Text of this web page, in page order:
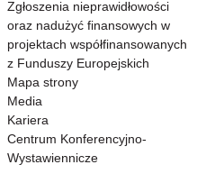
Zgłoszenia nieprawidłowości
oraz nadużyć finansowych w
projektach współfinansowanych
z Funduszy Europejskich
Mapa strony
Media
Kariera
Centrum Konferencyjno-
Wystawiennicze